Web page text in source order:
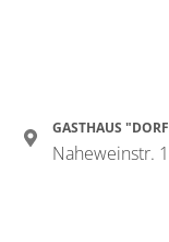
GASTHAUS
Naheweinstr.